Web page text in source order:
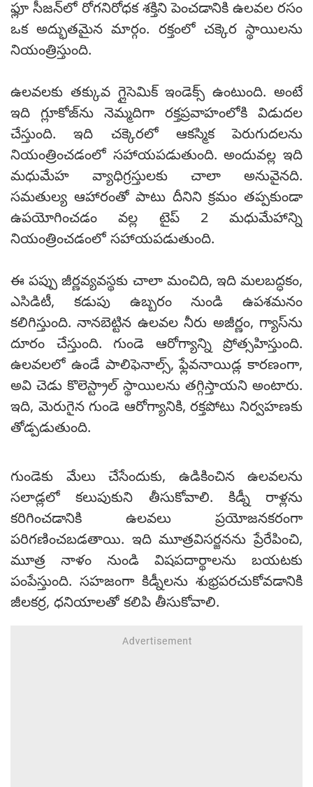
ఫ్లూ సీజన్‌లో రోగనిరోధక శక్తిని పెంచడానికి ఉలవల రసం
ఒక అద్భుతమైన మార్గం. రక్తంలో చక్కెర స్థాయిలను
నియంత్రిస్తుంది.
ఉలవలకు తక్కువ గ్లైసెమిక్ ఇండెక్స్ ఉంటుంది. అంటే
ఇది గ్లూకోజ్‌ను నెమ్మదిగా రక్తప్రవాహంలోకి విడుదల
చేస్తుంది. ఇది చక్కెరలో ఆకస్మిక పెరుగుదలను
నియంత్రించడంలో సహాయపడుతుంది. అందువల్ల ఇది
మధుమేహ వ్యాధిగ్రస్తులకు చాలా అనువైనది.
సమతుల్య ఆహారంతో పాటు దీనిని క్రమం తప్పకుండా
ఉపయోగించడం వల్ల టైప్ 2 మధుమేహాన్ని
నియంత్రించడంలో సహాయపడుతుంది.
ఈ పప్పు జీర్ణవ్యవస్థకు చాలా మంచిది, ఇది మలబద్ధకం,
ఎసిడిటీ, కడుపు ఉబ్బరం నుండి ఉపశమనం
కలిగిస్తుంది. నానబెట్టిన ఉలవల నీరు అజీర్ణం, గ్యాస్‌ను‌
దూరం చేస్తుంది. గుండె ఆరోగ్యాన్ని ప్రోత్సహిస్తుంది.
ఉలవలలో ఉండే పాలిఫెనాల్స్, ఫ్లేవనాయిడ్ల కారణంగా,
అవి చెడు కొలెస్ట్రాల్ స్థాయిలను తగ్గిస్తాయని అంటారు.
ఇది, మెరుగైన గుండె ఆరోగ్యానికి, రక్తపోటు నిర్వహణకు
తోడ్పడుతుంది.
గుండెకు మేలు చేసేందుకు, ఉడికించిన ఉలవలను
సలాడ్లలో కలుపుకుని తీసుకోవాలి. కిడ్నీ రాళ్లను
కరిగించడానికి ఉలవలు ప్రయోజనకరంగా
పరిగణించబడతాయి. ఇది మూత్రవిసర్జనను ప్రేరేపించి,
మూత్ర నాళం నుండి విషపదార్థాలను బయటకు
పంపేస్తుంది. సహజంగా కిడ్నీలను శుభ్రపరచుకోవడానికి
జీలకర్ర, ధనియాలతో కలిపి తీసుకోవాలి.